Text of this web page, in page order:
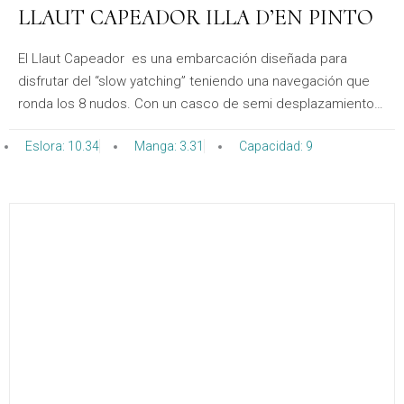
LLAUT CAPEADOR ILLA D’EN PINTO
El Llaut Capeador es una embarcación diseñada para
disfrutar del “slow yatching” teniendo una navegación que
ronda los 8 nudos. Con un casco de semi desplazamiento
como durante el fondeo. Un equilibrio perfecto para su
Eslora: 10.34 Manga: 3.31 Capacidad: 9